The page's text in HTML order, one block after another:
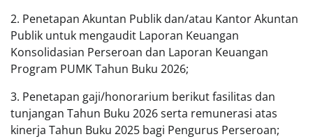
2. Penetapan Akuntan Publik dan/atau Kantor Akuntan
Publik untuk mengaudit Laporan Keuangan
Konsolidasian Perseroan dan Laporan Keuangan
Program PUMK Tahun Buku 2026;
3. Penetapan gaji/honorarium berikut fasilitas dan
tunjangan Tahun Buku 2026 serta remunerasi atas
kinerja Tahun Buku 2025 bagi Pengurus Perseroan;